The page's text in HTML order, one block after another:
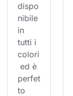
dispo
nibile
in
tutti i
colori
ed è
perfet
to